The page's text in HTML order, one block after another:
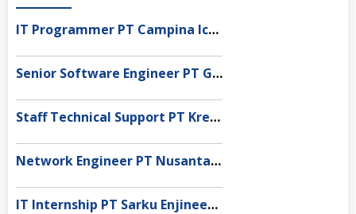
IT Programmer PT Campina Ice Cream Industry Tbk, Surabaya
Senior Software Engineer PT Global Service Indonesia, Jakarta
Staff Technical Support PT Kreasi Utama Mandiri, Jakarta Selatan
Network Engineer PT Nusantara Compnet Integrator, Jakarta Barat
IT Internship PT Sarku Enjineering Utama, Jakarta